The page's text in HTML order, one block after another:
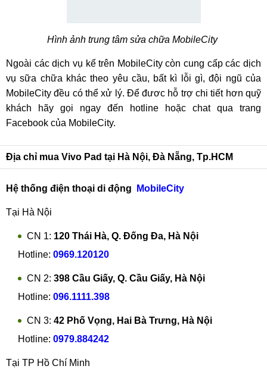
Hình ảnh trung tâm sửa chữa MobileCity
Ngoài các dịch vụ kể trên MobileCity còn cung cấp các dịch
vụ sữa chữa khác theo yêu cầu, bất kì lỗi gì, đội ngũ của
MobileCity đều có thể xử lý. Để đươc hỗ trợ chi tiết hơn quỹ
khách hãy gọi ngay đến hotline hoặc chat qua trang
Facebook của MobileCity.
Địa chỉ mua Vivo Pad tại Hà Nội, Đà Nẵng, Tp.HCM
Hệ thống điện thoại di động MobileCity
Tại Hà Nội
CN 1: 120 Thái Hà, Q. Đống Đa, Hà Nội
Hotline: 0969.120120
CN 2: 398 Cầu Giấy, Q. Cầu Giấy, Hà Nội
Hotline: 096.1111.398
CN 3: 42 Phố Vọng, Hai Bà Trưng, Hà Nội
Hotline: 0979.884242
Tại TP Hồ Chí Minh